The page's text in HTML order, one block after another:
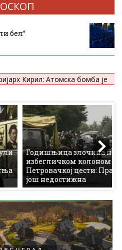
бел“
још једна особа у Зубином
Годишњица злочина над
избегличком колоном на
Петровачкој цести:
још недостижна